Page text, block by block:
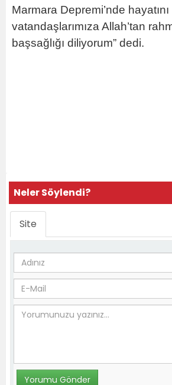
Marmara Depremi’nde
vatandaşlarımıza Allah’tan
başsağlığı diliyorum” dedi.
Neler Söylendi?
Site